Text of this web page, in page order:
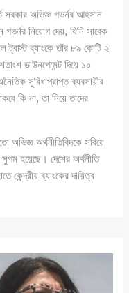
সরকার অভিজ্ঞ গভর্নর আহসান
নিয়োগ দেয়, যিনি সাবেক
ট্রাস্ট ব্যাংকে তাঁর ৮৯ কোটি ২
ডাউনপেমেন্ট দিয়ে ১০
সুবিধাপ্রাপ্ত ব্যবসায়ীর
কি না, তা নিয়ে তাদের
অর্থনীতিবিদকে সরিয়ে
সুগম হয়েছে। দেশের অর্থনীতি
কেন্দ্রীয় ব্যাংকের দায়িত্ব